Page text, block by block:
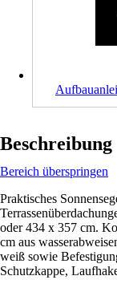
Beschreibung
Bereich überspringen
Praktisches
oder 434 x 357 cm.
cm aus
weiß sowie
Schutzkappe,